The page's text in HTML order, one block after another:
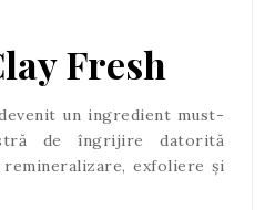
Fresh
un ingredient must-
de îngrijire datorită
exfoliere și